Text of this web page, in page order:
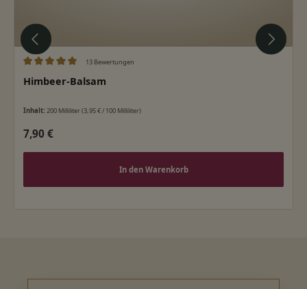
13 Bewertungen
Himbeer-Balsam
Inhalt: 200 Milliliter(3,95 € / 100 Milliliter)
Regulärer Preis:
7,90 €
In den Warenkorb